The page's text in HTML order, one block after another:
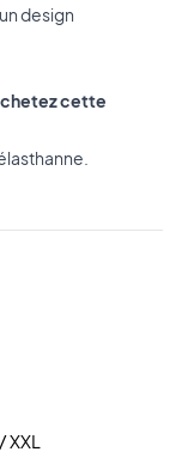
design
cette
XXL